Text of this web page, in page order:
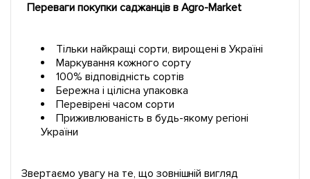
Переваги покупки саджанців в Agro-Market
Тільки найкращі сорти, вирощені в Україні
Маркування кожного сорту
100% відповідність сортів
Бережна і цілісна упаковка
Перевірені часом сорти
Приживлюваність в будь-якому регіоні
України
Звертаємо увагу на те, що зовнішній вигляд